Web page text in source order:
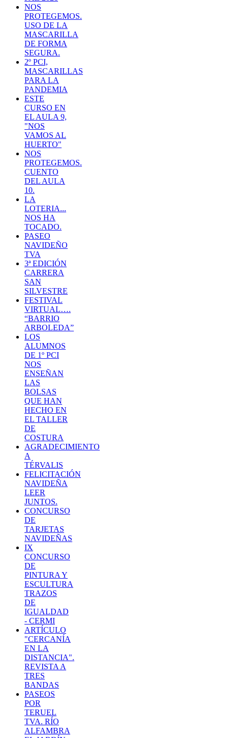
NOS
PROTEGEMOS.
USO DE LA
MASCARILLA
DE FORMA
SEGURA.
2º PCI,
MASCARILLAS
PARA LA
PANDEMIA
ESTE
CURSO EN
EL AULA 9,
"NOS
VAMOS AL
HUERTO"
NOS
PROTEGEMOS.
CUENTO
DEL AULA
10.
LA
LOTERIA...
NOS HA
TOCADO.
PASEO
NAVIDEÑO
TVA
3ª EDICIÓN
CARRERA
SAN
SILVESTRE
FESTIVAL
VIRTUAL….
“BARRIO
ARBOLEDA”
LOS
ALUMNOS
DE 1º PCI
NOS
ENSEÑAN
LAS
BOLSAS
QUE HAN
HECHO EN
EL TALLER
DE
COSTURA
AGRADECIMIENTO
A
TÉRVALIS
FELICITACIÓN
NAVIDEÑA
LEER
JUNTOS.
CONCURSO
DE
TARJETAS
NAVIDEÑAS
IX
CONCURSO
DE
PINTURA Y
ESCULTURA
TRAZOS
DE
IGUALDAD
- CERMI
ARTÍCULO
"CERCANÍA
EN LA
DISTANCIA".
REVISTA A
TRES
BANDAS
PASEOS
POR
TERUEL
TVA. RÍO
ALFAMBRA